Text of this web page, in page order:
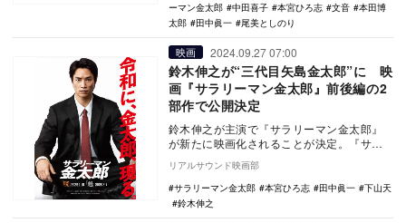
ーマン金太郎
中田喜子 本宮ひろ志 文音
本田博
太郎
田中眞一 尾美としのり
映画 2024.09.27 07:00
鈴木伸之が“三代目矢島金太郎”に 映
画『サラリーマン金太郎』前後編の2
部作で公開決定
鈴木伸之が主演で『サラリーマン金太郎』
が新たに映画化されることが決定。『サラ
リーマン金太郎【暁】編』が2025年1月10
日より、…
リアルサウンド映画部
サラリーマン金太郎
本宮ひろ志 田中眞一
下山天
鈴木伸之